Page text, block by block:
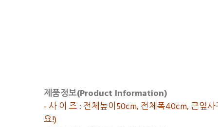
제품정보(Product Information)
- 사 이 즈 : 전체높이50cm, 전체폭40cm, 큰잎
요!)